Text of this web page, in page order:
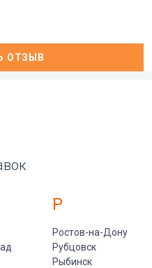
ОТЗЫВ
Р
Ростов-на-Дону
Рубцовск
Рыбинск